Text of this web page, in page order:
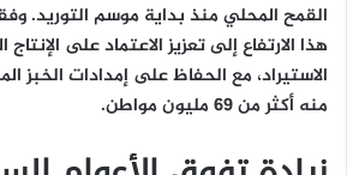
القمح المحلي منذ بداية موسم التوريد.
هذا الارتفاع إلى تعزيز الاعتماد على
الاستيراد، مع الحفاظ على إمدادات الخبز
منه أكثر من 69 مليون مواطن.